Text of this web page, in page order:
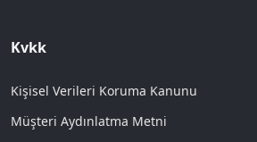
Kvkk
Kişisel Verileri Koruma Kanunu
Müşteri Aydınlatma Metni